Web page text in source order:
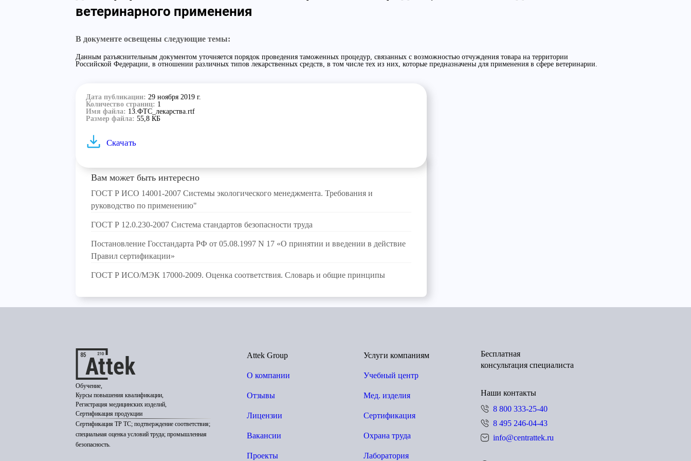
ветеринарного применения
В документе освещены следующие темы:
Данным разъяснительным документом уточняется порядок проведения таможенных процедур, связанных с возможностью отчуждения товара на территории
Российской Федерации, в отношении различных типов лекарственных средств, в том числе тех из них, которые предназначены для применения в сфере ветеринарии.
Дата публикации: 29 ноября 2019 г.
Количество страниц: 1
Имя файла: 13.ФТС_лекарства.rtf
Размер файла: 55,8 КБ
Скачать
Вам может быть интересно
ГОСТ Р ИСО 14001-2007 Системы экологического менеджмента. Требования и
руководство по применению"
ГОСТ Р 12.0.230-2007 Система стандартов безопасности труда
Постановление Госстандарта РФ от 05.08.1997 N 17 «О принятии и введении в действие
Правил сертификации»
ГОСТ Р ИСО/МЭК 17000-2009. Оценка соответствия. Словарь и общие принципы
Обучение,
Курсы повышения квалификации,
Регистрация медицинских изделий,
Сертификация продукции
Сертификация ТР ТС; подтверждение соответствия;
специальная оценка условий труда; промышленная
безопасность.
Attek Group
О компании
Отзывы
Лицензии
Вакансии
Проекты
Услуги компаниям
Учебный центр
Мед. изделия
Сертификация
Охрана труда
Лаборатория
Бесплатная
консультация специалиста
Наши контакты
8 800 333-25-40
8 495 246-04-43
info@centrattek.ru